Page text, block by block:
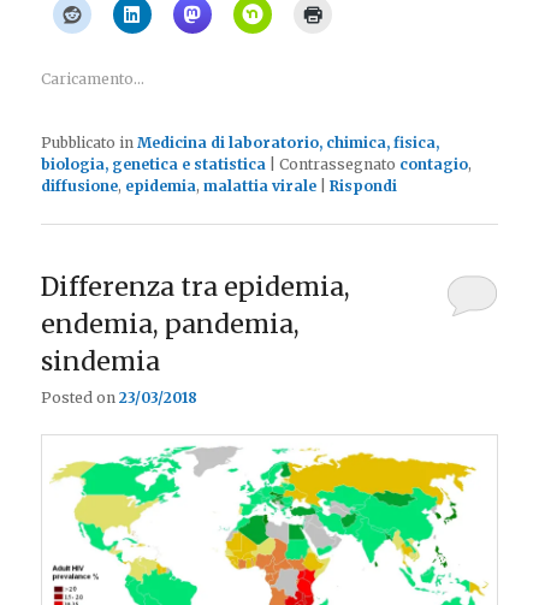
Caricamento...
Pubblicato in Medicina di laboratorio, chimica, fisica,
biologia, genetica e statistica
|Contrassegnato contagio,
diffusione, epidemia,malattia virale |Rispondi
Differenza tra epidemia,
endemia, pandemia,
sindemia
Posted on23/03/2018